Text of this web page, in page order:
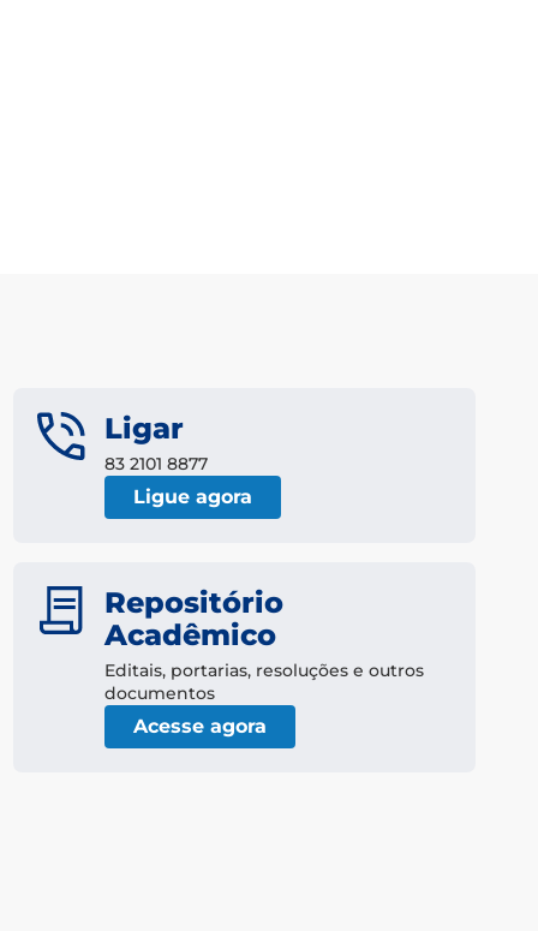
Ligar
83 2101 8877
Ligue agora
Repositório
Acadêmico
Editais, portarias, resoluções e outros
documentos
Acesse agora